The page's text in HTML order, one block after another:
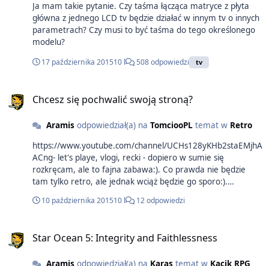
Ja mam takie pytanie. Czy taśma łącząca matryce z płyta
główna z jednego LCD tv będzie działać w innym tv o innych
parametrach? Czy musi to być taśma do tego określonego
modelu?
17 października 201510 l 508 odpowiedzi tv
Chcesz się pochwalić swoją stroną?
Aramisodpowiedział(a) na TomciooPLtemat w Retro
https://www.youtube.com/channel/UCHs128yKHb2staEMjhA
ACng- let's playe, vlogi, recki - dopiero w sumie się
rozkręcam, ale to fajna zabawa:). Co prawda nie będzie
tam tylko retro, ale jednak wciąż będzie go sporo:).
10 października 201510 l 12 odpowiedzi
Star Ocean 5: Integrity and Faithlessness
Aramisodpowiedział(a) na Karastemat w Kącik RPG